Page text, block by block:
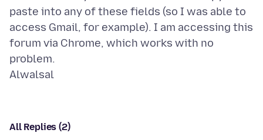
paste into any of these fields (so I was able to
access Gmail, for example). I am accessing this
forum via Chrome, which works with no
problem.
All Replies (2)